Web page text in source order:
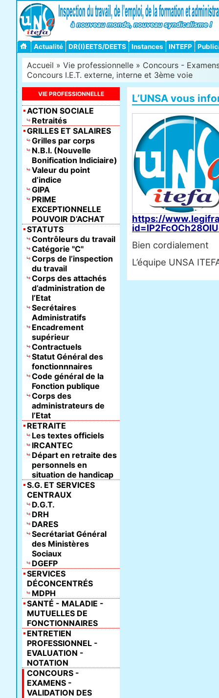
Actualité DR(I)EETS/DEETS Instances INTEFP
Accueil » Vie professionnelle » Concours -
Concours I.E.T. externe, interne et 3ème voie
L’UNSA vous
https://
Bien cordialement
L’équipe UNSA
VIE PROFESSIONNELLE
ACTION SOCIALE
Retraités
GRILLES ET SALAIRES
Grilles par corps
N.B.I. (Nouvelle
Bonification Indiciaire)
Valeur du point
d’indice
GIPA
PRIME
EXCEPTIONNELLE
POUVOIR D’ACHAT
STATUTS
Contrôleurs du travail
Catégorie "C"
Corps de l’inspection
du travail
Corps des attachés
d’administration de
l’Etat
Secrétaires
Administratifs
Encadrement
supérieur
Contractuels
Statut Général des
fonctionnnaires
Code général de la
Fonction publique
Corps des
administrateurs de
l’Etat
RETRAITE
Les textes officiels
IRCANTEC
Départ en retraite des
personnels en
situation de handicap
S.G. ET SERVICES
CENTRAUX
D.G.T.
DRH
DARES
Secrétariat Général
des Ministères
Sociaux
DGEFP
SERVICES
DÉCONCENTRÉS
MDPH
SANTÉ - MALADIE -
MUTUELLES DE
FONCTIONNAIRES
ENTRETIEN
PROFESSIONNEL -
EVALUATION -
NOTATION
CONCOURS -
EXAMENS -
VALIDATION DES